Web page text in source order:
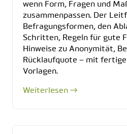
wenn Form, Fragen und
zusammenpassen. Der
Befragungsformen, den
Schritten, Regeln für gute
Hinweise zu Anonymität,
Rücklaufquote – mit
Vorlagen.
Weiterlesen →